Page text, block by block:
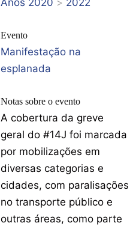
Anos 2020 > 2022
Evento
Manifestação na
esplanada
Notas sobre o evento
A cobertura da greve
geral do #14J foi marcada
por mobilizações em
diversas categorias e
cidades, com paralisações
no transporte público e
outras áreas, como parte